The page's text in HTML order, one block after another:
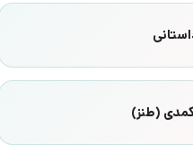
(طنز)